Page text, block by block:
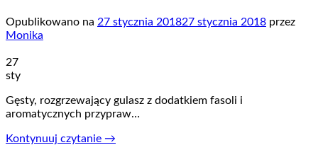
Opublikowano na 27 stycznia 201827 stycznia 2018 przez
Monika
27
sty
Gęsty, rozgrzewający gulasz z dodatkiem fasoli i
aromatycznych przypraw…
Kontynuuj czytanie →